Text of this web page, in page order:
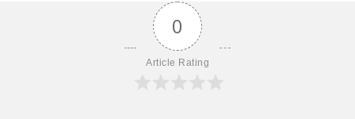
0
Article Rating